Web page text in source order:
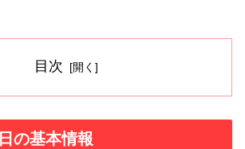
目次
の基本情報